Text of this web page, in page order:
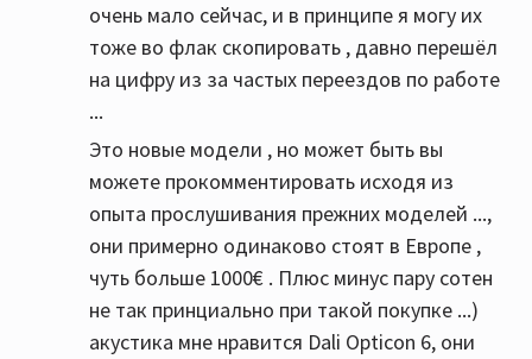
очень мало сейчас, и в принципе я могу их
тоже во флак скопировать , давно перешёл
на цифру из за частых переездов по работе
...
Это новые модели , но может быть вы
можете прокомментировать исходя из
опыта прослушивания прежних моделей ...,
они примерно одинаково стоят в Европе ,
чуть больше 1000€ . Плюс минус пару сотен
не так принциально при такой покупке ...)
акустика мне нравится Dali Opticon 6, они